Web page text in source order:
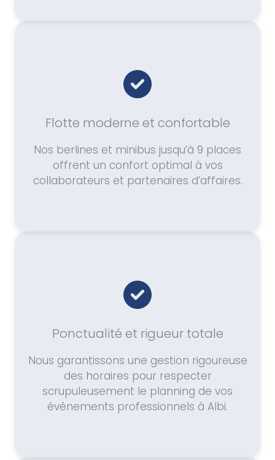
Flotte moderne et confortable
Nos berlines et minibus jusqu’à 9 places
offrent un confort optimal à vos
collaborateurs et partenaires d’affaires.
Ponctualité et rigueur totale
Nous garantissons une gestion rigoureuse
des horaires pour respecter
scrupuleusement le planning de vos
événements professionnels à Albi.